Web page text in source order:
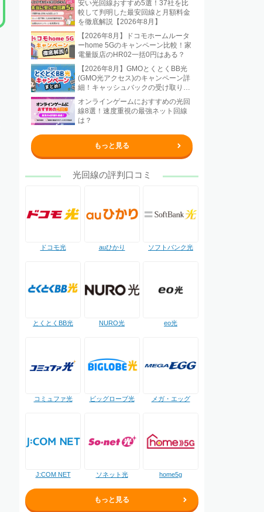
安い光回線おすすめ5選！37社を比
較して判明した最安回線と月額料金
を徹底解説【2026年8月】
【2026年8月】ドコモホームルータ
ーhome 5Gのキャンペーン比較！家
電量販店のHR02一括0円はある？
【2026年8月】GMOとくとくBB光
(GMO光アクセス)のキャンペーン詳
細！キャッシュバックの受け取り方
法も解説
オンラインゲームにおすすめの光回
線8選！速度重視の最強ネット回線
は？
もっと見る
光回線の評判口コミ
ドコモ光 auひかり ソフトバンク光
とくとくBB光 NURO光 eo光
コミュファ光 ビッグローブ光 メガ・エッグ
J:COM NET ソネット光 home5g
もっと見る